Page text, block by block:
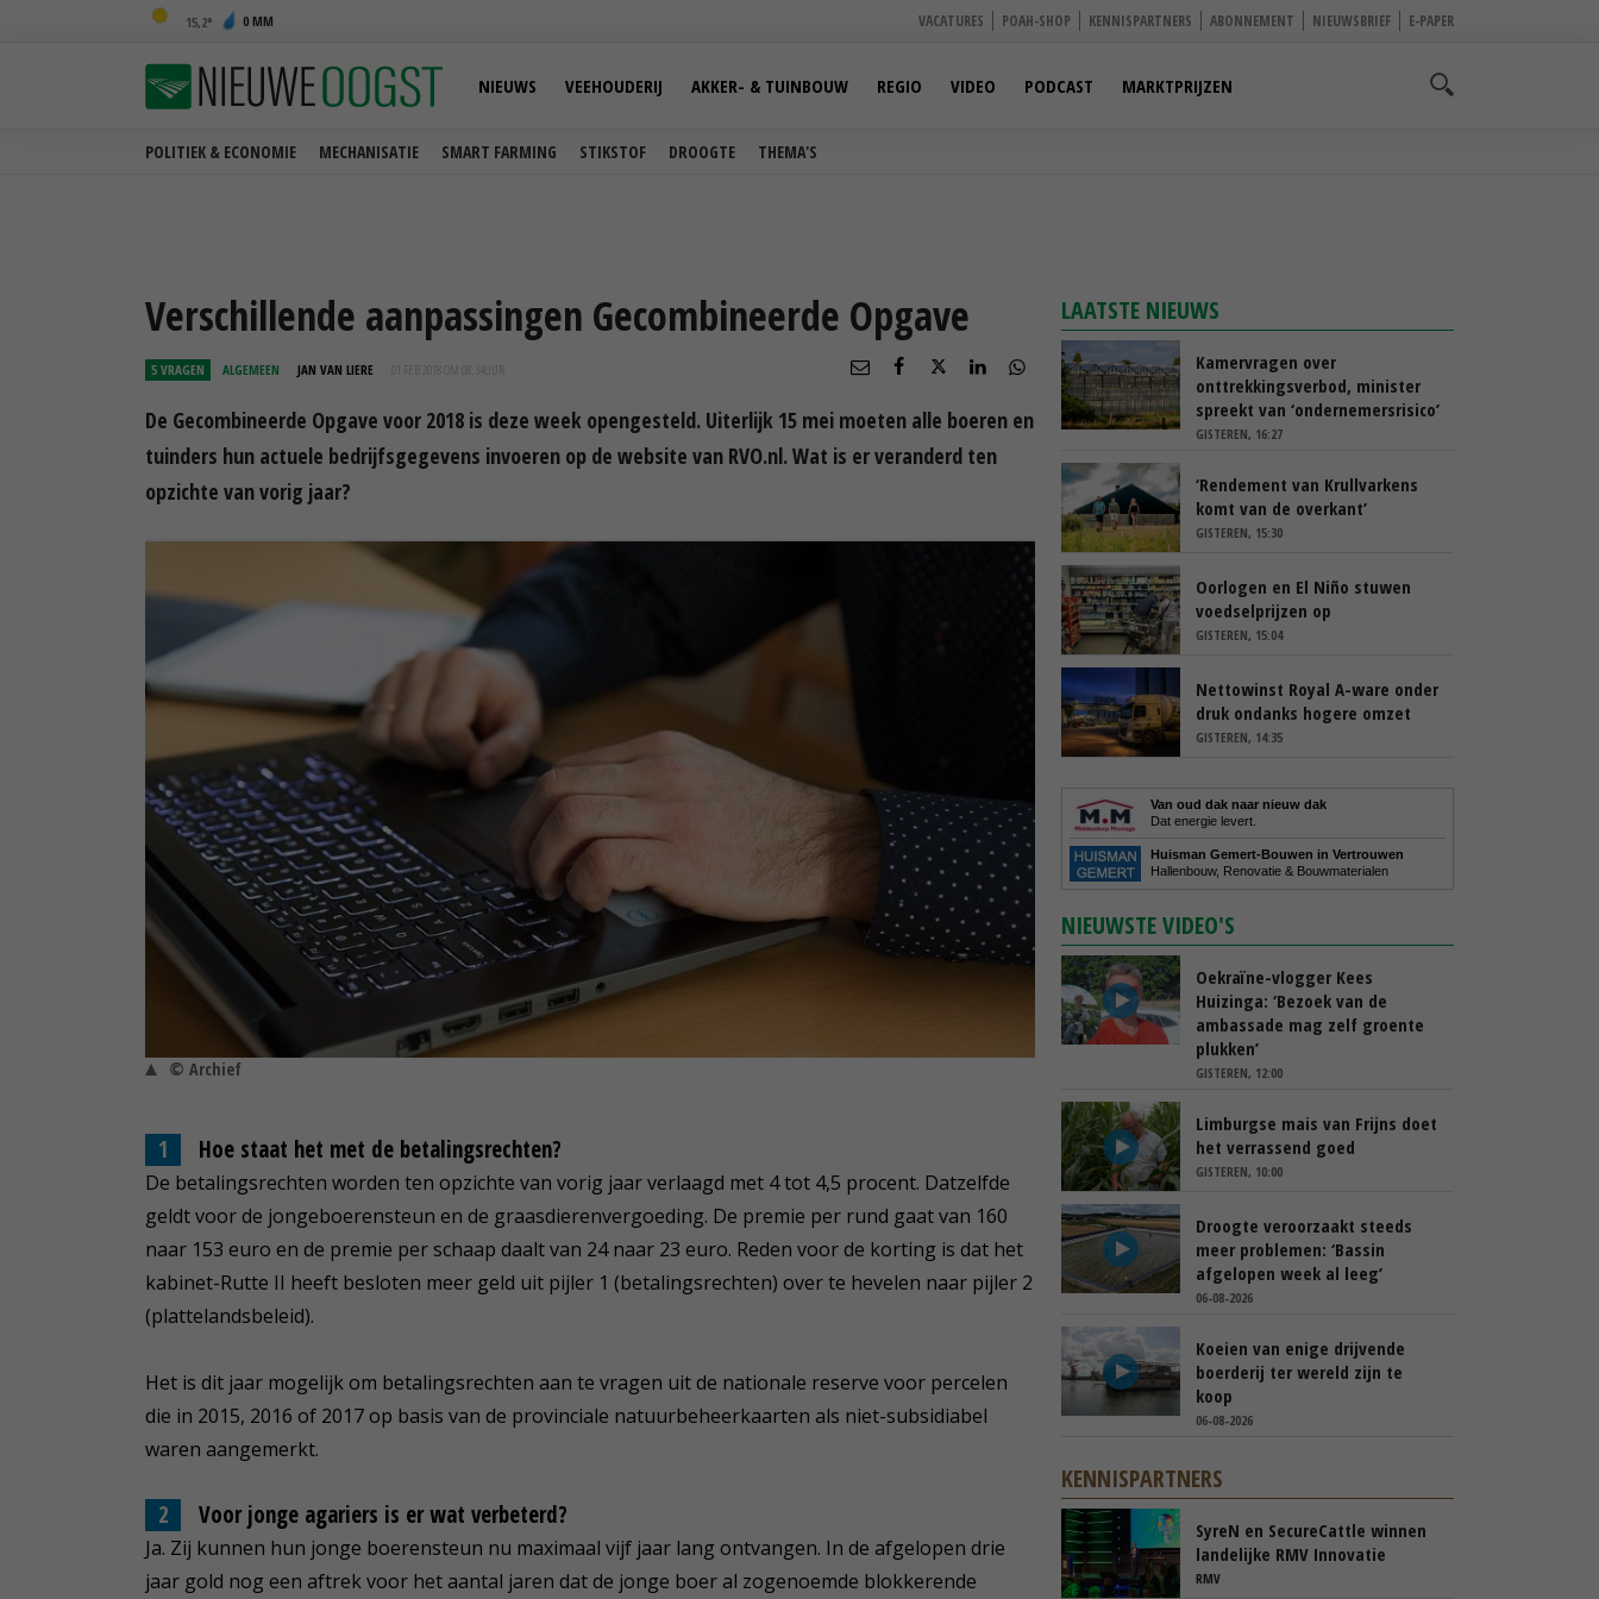
15,2 0 MM VACATURES POAH-SHOP KENNISPARTNERS ABONNEMENT NIEUWSBRIEF E-PAPER
POLITIEK & ECONOMIE MECHANISATIE SMART FARMING STIKSTOF DROOGTE THEMA'S
NIEUWS VEEHOUDERIJ AKKER- & TUINBOUW REGIO VIDEO PODCAST MARKTPRIJZEN
Verschillende aanpassingen Gecombineerde Opgave
5 VRAGEN ALGEMEEN JAN VAN LIERE 01 FEB 2018 OM 08:34
De Gecombineerde Opgave voor 2018 is deze week opengesteld. Uiterlijk 15 mei moeten alle boeren en
tuinders hun actuele bedrijfsgegevens invoeren op de website van RVO.nl. Wat is er veranderd ten
opzichte van vorig jaar?
© Archief
Hoe staat het met de betalingsrechten?
De betalingsrechten worden ten opzichte van vorig jaar verlaagd met 4 tot 4,5 procent. Datzelfde
geldt voor de jongeboerensteun en de graasdierenvergoeding. De premie per rund gaat van 160
naar 153 euro en de premie per schaap daalt van 24 naar 23 euro. Reden voor de korting is dat het
kabinet-Rutte II heeft besloten meer geld uit pijler 1 (betalingsrechten) over te hevelen naar pijler 2
(plattelandsbeleid).
Het is dit jaar mogelijk om betalingsrechten aan te vragen uit de nationale reserve voor percelen
die in 2015, 2016 of 2017 op basis van de provinciale natuurbeheerkaarten als niet-subsidiabel
waren aangemerkt.
Voor jonge agariers is er wat verbeterd?
Ja. Zij kunnen hun jonge boerensteun nu maximaal vijf jaar lang ontvangen. In de afgelopen drie
jaar gold nog een aftrek voor het aantal jaren dat de jonge boer al zogenoemde blokkerende
LAATSTE NIEUWS
Kamervragen over
onttrekkingsverbod, minister
spreekt van ‘ondernemersrisico’
GISTEREN, 16:27
‘Rendement van Krullvarkens
komt van de overkant’
GISTEREN, 15:30
Oorlogen en El Niño stuwen
voedselprijzen op
GISTEREN, 15:04
Nettowinst Royal A-ware onder
druk ondanks hogere omzet
GISTEREN, 14:35
Van oud dak naar nieuw dak
Dat energie levert.
Huisman Gemert-Bouwen in Vertrouwen
Hallenbouw, Renovatie & Bouwmaterialen
NIEUWSTE VIDEO'S
Oekraïne-vlogger Kees
Huizinga: ‘Bezoek van de
ambassade mag zelf groente
plukken’
GISTEREN, 12:00
Limburgse mais van Frijns doet
het verrassend goed
GISTEREN, 10:00
Droogte veroorzaakt steeds
meer problemen: ‘Bassin
afgelopen week al leeg’
06-08-2026
Koeien van enige drijvende
boerderij ter wereld zijn te
koop
06-08-2026
KENNISPARTNERS
SyreN en SecureCattle winnen
landelijke RMV Innovatie
Awards
RMV